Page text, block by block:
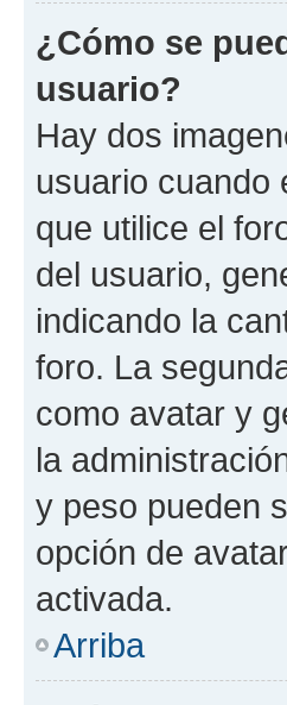
¿Cómo se
usuario?
Hay dos
usuario cuando
que utilice el
del usuario,
indicando la
foro. La
como avatar y
la
y peso pueden
opción de
activada.
Arriba